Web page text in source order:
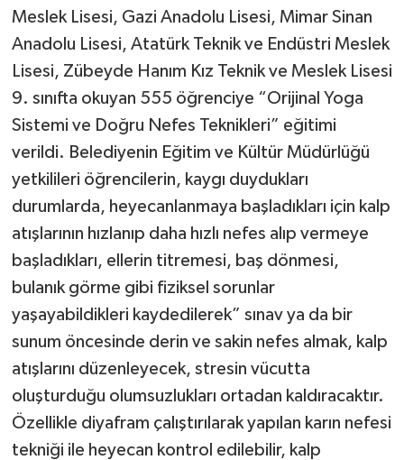
Meslek Lisesi, Gazi Anadolu Lisesi, Mimar Sinan
Anadolu Lisesi, Atatürk Teknik ve Endüstri Meslek
Lisesi, Zübeyde Hanım Kız Teknik ve Meslek Lisesi
9. sınıfta okuyan 555 öğrenciye “Orijinal Yoga
Sistemi ve Doğru Nefes Teknikleri” eğitimi
verildi. Belediyenin Eğitim ve Kültür Müdürlüğü
yetkilileri öğrencilerin, kaygı duydukları
durumlarda, heyecanlanmaya başladıkları için kalp
atışlarının hızlanıp daha hızlı nefes alıp vermeye
başladıkları, ellerin titremesi, baş dönmesi,
bulanık görme gibi fiziksel sorunlar
yaşayabildikleri kaydedilerek” sınav ya da bir
sunum öncesinde derin ve sakin nefes almak, kalp
atışlarını düzenleyecek, stresin vücutta
oluşturduğu olumsuzlukları ortadan kaldıracaktır.
Özellikle diyafram çalıştırılarak yapılan karın nefesi
tekniği ile heyecan kontrol edilebilir, kalp